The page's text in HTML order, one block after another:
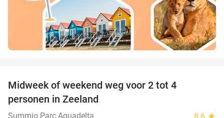
Midweek of weekend weg voor 2 tot 4
personen in Zeeland
Summio Parc Aquadelta star